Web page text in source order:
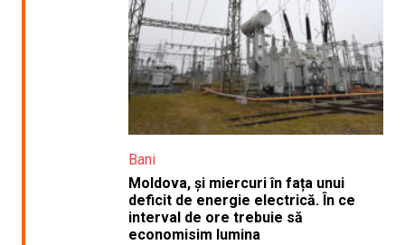
Bani
Moldova, și miercuri în fața unui
deficit de energie electrică. În ce
interval de ore trebuie să
economisim lumina